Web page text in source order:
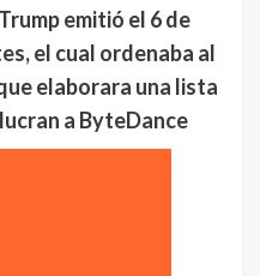
emitió el 6 de
el cual ordenaba al
elaborara una lista
a ByteDance